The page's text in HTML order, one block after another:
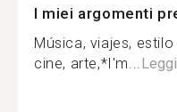
I miei argomenti
Música, viajes,
cine, arte,*I'm...